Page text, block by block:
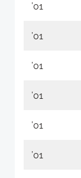
’01
’01
’01
’01
’01
’01